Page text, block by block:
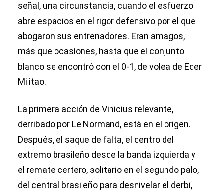
señal, una circunstancia, cuando el esfuerzo
abre espacios en el rigor defensivo por el que
abogaron sus entrenadores. Eran amagos,
más que ocasiones, hasta que el conjunto
blanco se encontró con el 0-1, de volea de Eder
Militao.
La primera acción de Vinicius relevante,
derribado por Le Normand, está en el origen.
Después, el saque de falta, el centro del
extremo brasileño desde la banda izquierda y
el remate certero, solitario en el segundo palo,
del central brasileño para desnivelar el derbi,